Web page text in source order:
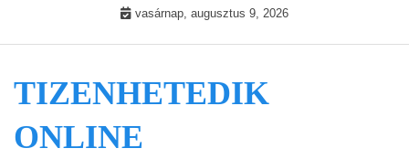
vasárnap, augusztus 9, 2026
TIZENHETEDIK
ONLINE